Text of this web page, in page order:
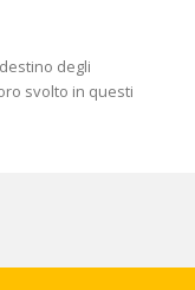
degli
svolto in questi